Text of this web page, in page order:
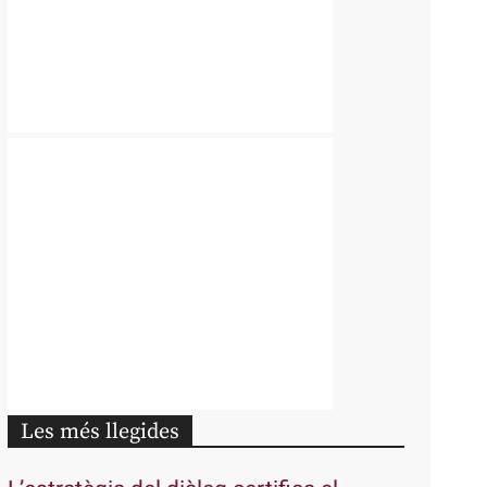
Les més llegides